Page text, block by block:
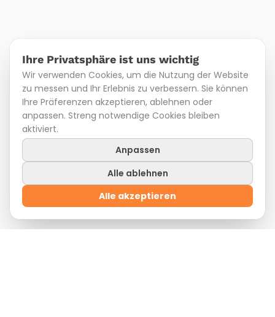
Ihre Privatsphäre ist uns wichtig
Wir verwenden Cookies, um die Nutzung der Website
zu messen und Ihr Erlebnis zu verbessern. Sie können
Ihre Präferenzen akzeptieren, ablehnen oder
anpassen. Streng notwendige Cookies bleiben
aktiviert.
Anpassen
Alle ablehnen
Alle akzeptieren